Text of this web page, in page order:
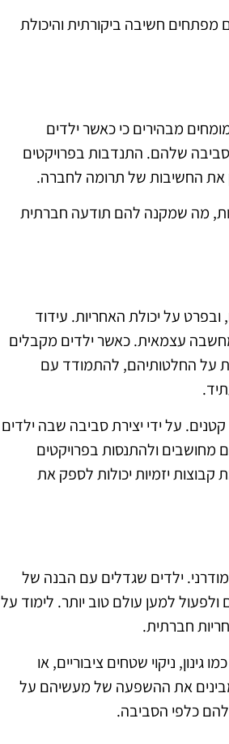
חשיבה ביקורתית והיכולת
מבהירים כי כאשר ילדים
שלהם. התנדבות בפרויקטים
את החשיבות של תרומה לחברה.
מה שמקנה להם תודעה חברתית
על יכולת האחריות. עידוד
ומחשבה עצמאית. כאשר ילדים מקבלים
על החלטותיהם, להתמודד עם
על ידי יצירת סביבה שבה ילדים
מחושבים ולהתנסות בפרויקטים
יזמיות יכולות לספק את
ילדים שגדלים עם הבנה של
למען עולם טוב יותר. לימוד על
חברתית.
גינון, ניקוי שטחים ציבוריים, או
מבינים את ההשפעה של מעשיהם על
כלפי הסביבה.